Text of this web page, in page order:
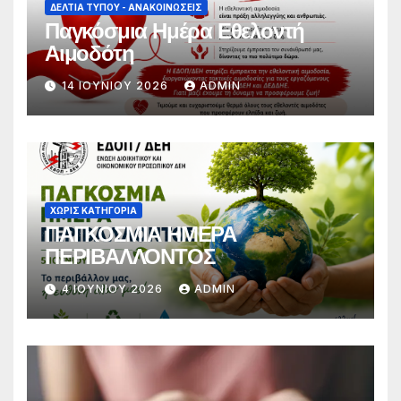
ΔΕΛΤΊΑ ΤΎΠΟΥ - ΑΝΑΚΟΙΝΏΣΕΙΣ
Παγκόσμια Ημέρα Εθελοντή
Αιμοδότη
14 ΙΟΥΝΊΟΥ 2026 ADMIN
ΧΩΡΊΣ ΚΑΤΗΓΟΡΊΑ
ΠΑΓΚΟΣΜΙΑ ΗΜΕΡΑ
ΠΕΡΙΒΑΛΛΟΝΤΟΣ
4 ΙΟΥΝΊΟΥ 2026 ADMIN